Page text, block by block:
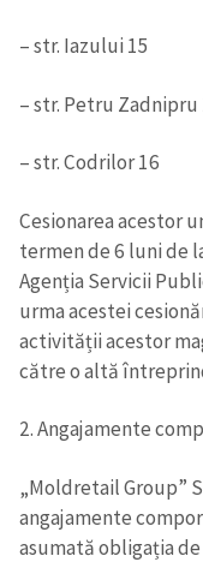
– str. Iazului 15
– str. Petru
– str. Codrilor 16
Cesionarea acestor
termen de 6 luni de
Agenția Servicii
urma acestei
activității acestor
către o altă
2. Angajamente
„Moldretail Group”
angajamente
asumată obligația de